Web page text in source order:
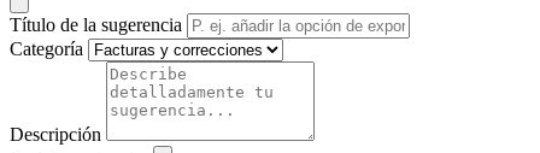
Título de la sugerencia
Categoría
Descripción